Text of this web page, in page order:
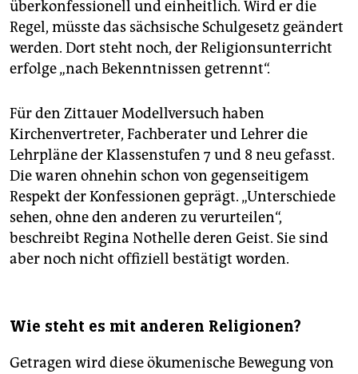
überkonfessionell und einheitlich. Wird er die
Regel, müsste das sächsische Schulgesetz geändert
werden. Dort steht noch, der Religionsunterricht
erfolge „nach Bekenntnissen getrennt“.
Für den Zittauer Modellversuch haben
Kirchenvertreter, Fachberater und Lehrer die
Lehrpläne der Klassenstufen 7 und 8 neu gefasst.
Die waren ohnehin schon von gegenseitigem
Respekt der Konfessionen geprägt. „Unterschiede
sehen, ohne den anderen zu verurteilen“,
beschreibt Regina Nothelle deren Geist. Sie sind
aber noch nicht offiziell bestätigt worden.
Wie steht es mit anderen Religionen?
Getragen wird diese ökumenische Bewegung von